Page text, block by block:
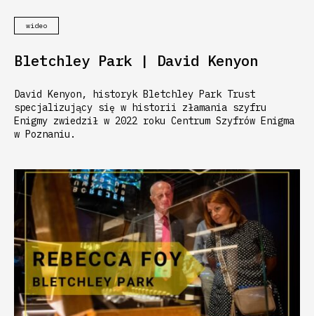
wideo
Bletchley Park | David Kenyon
David Kenyon, historyk Bletchley Park Trust
specjalizujący się w historii złamania szyfru
Enigmy zwiedził w 2022 roku Centrum Szyfrów Enigma
w Poznaniu.